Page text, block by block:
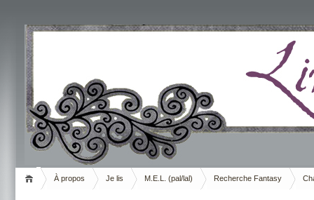
Livrement
À propos Je lis M.E.L. (pal/lal) Recherche Fantasy